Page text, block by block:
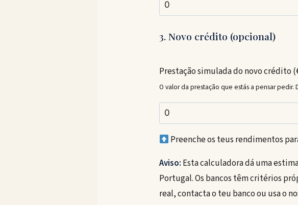
3. Novo crédito (opcional)
Prestação simulada do novo crédito
O valor da prestação que estás a pensar pedir.
Preenche os teus rendimentos
Aviso: Esta calculadora dá uma
Portugal. Os bancos têm critérios
real, contacta o teu banco ou usa o